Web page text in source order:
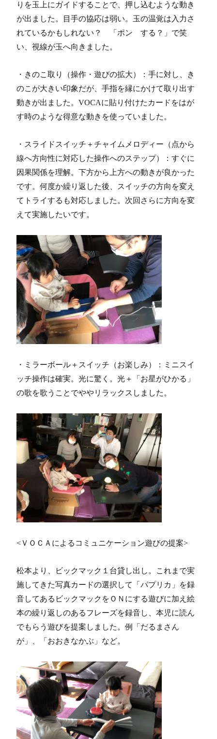
りを玉上にガイドすることで、押し込むような動き
が出ました。目手の協応は弱い。玉の温覚は入力さ
れているかもしれない？ 「ポン する？」で笑
い、視線が玉へ向きました。
・きのこ取り（操作・遊びの拡大）：手に対し、き
のこが大きい印象だが、手指を縁にかけて取り出す
動きが出ました。VOCAに貼り付けたカードをはが
す時のような得意な動きを使っていました。
・スライドスイッチ＋チャイムメロディー（点から
線へ方向性に対応した操作へのステップ）：すぐに
因果関係を理解。下方から上方への動きが良かった
です。何度か繰り返した後、スイッチの方向を変え
てトライするも対応しました。次回さらに方向を変
えて実施したいです。
・ミラーボール＋スイッチ（お楽しみ）：ミニスイ
ッチ操作は確実。光に驚く。光＋「お星がひかる」
の歌を歌うことでややリラックスしました。
<ＶＯＣＡによるコミュニケーション遊びの提案>
松本より、ビックマック１台貸し出し。これまで実
施してきた写真カードの選択して「パプリカ」を録
音してあるビックマックをＯＮにする遊びに加え絵
本の繰り返しのあるフレーズを録音し、本児に読ん
でもらう遊びを提案しました。例「だるまさん
が」、「おおきなかぶ」など。